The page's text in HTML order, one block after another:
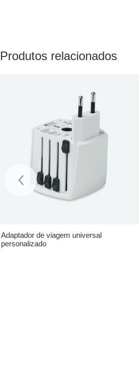
Produtos relacionados
Adaptador de viagem universal
personalizado